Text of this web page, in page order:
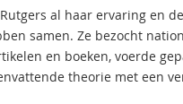
al haar ervaring en
samen. Ze bezocht
en boeken, voerde
theorie met een